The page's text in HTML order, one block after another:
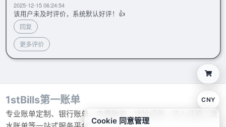
2025-12-15 06:24:54
该用户未及时评价，系统默认好评！👍
回复
更多评价
1stBills第一账单
专业账单定制、银行账单、电费账单、地址证明、收入证明、流
CNY
Cookie 同意管理